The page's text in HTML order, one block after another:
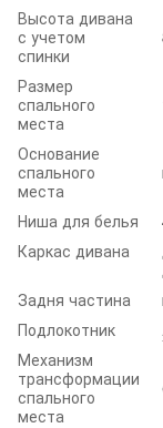
Высота дивана
с учетом
спинки
Размер
спального
места
Основание
спального
места
Ниша для белья
Каркас дивана
Задня частина
Подлокотник
Механизм
трансформации
спального
места